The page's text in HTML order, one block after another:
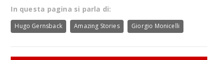
In questa pagina si parla di:
Hugo Gernsback Amazing Stories Giorgio Monicelli